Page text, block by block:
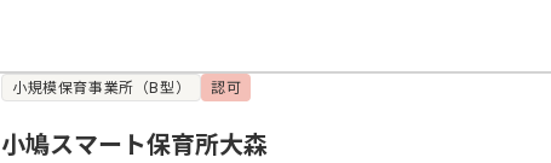
小規模保育事業所（B型） 認可
小鳩スマート保育所大森